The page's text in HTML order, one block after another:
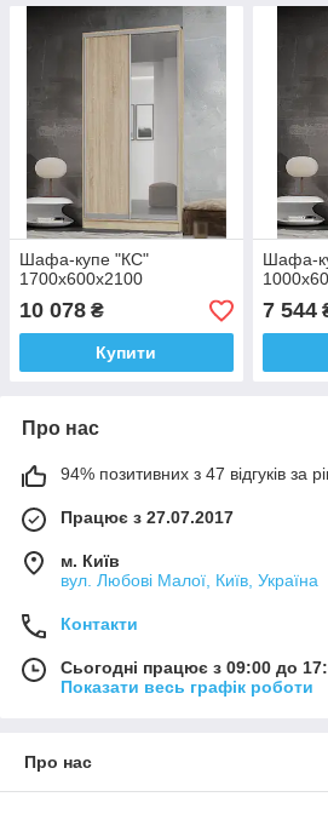
Шафа-купе "КС"
1700х600х2100
10 078 ₴
Купити
Шафа-
7 544
Про нас
94% позитивних з 47 відгуків за
Працює з 27.07.2017
м. Київ
вул. Любові Малої, Київ, Україна
Контакти
Сьогодні працює з 09:00 до
Показати весь графік роботи
Про нас